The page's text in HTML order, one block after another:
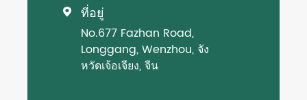
 ที่อยู่
No.677 Fazhan Road,
Longgang, Wenzhou, จัง
หวัดเจ้อเจียง, จีน